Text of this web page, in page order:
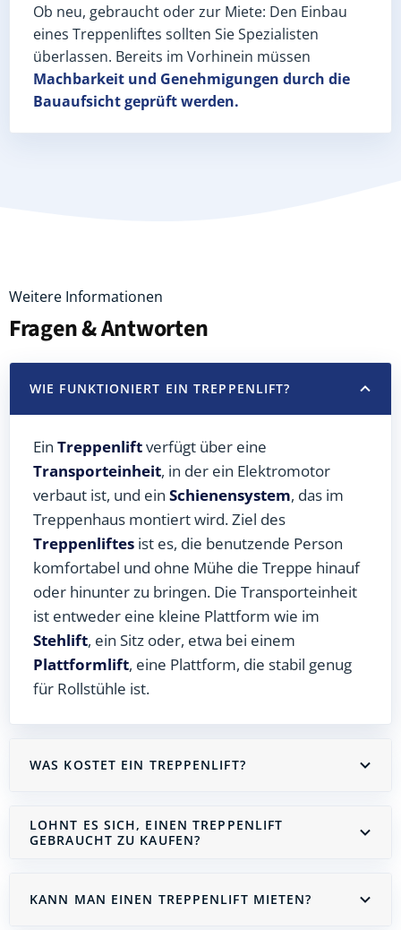
Ob neu, gebraucht oder zur Miete: Den Einbau
eines Treppenliftes sollten Sie Spezialisten
überlassen. Bereits im Vorhinein müssen
Machbarkeit und Genehmigungen durch die
Bauaufsicht geprüft werden.
Weitere Informationen
Fragen & Antworten
WIE FUNKTIONIERT EIN TREPPENLIFT?
Ein Treppenliftverfügt über eine
Transporteinheit, in der ein Elektromotor
verbaut ist, und ein Schienensystem, das im
Treppenhaus montiert wird. Ziel des
Treppenliftes ist es, die benutzende Person
komfortabel und ohne Mühe die Treppe hinauf
oder hinunter zu bringen. Die Transporteinheit
ist entweder eine kleine Plattform wie im
Stehlift, ein Sitz oder, etwa bei einem
Plattformlift, eine Plattform, die stabil genug
für Rollstühle ist.
WAS KOSTET EIN TREPPENLIFT?
LOHNT ES SICH, EINEN TREPPENLIFT
GEBRAUCHT ZU KAUFEN?
KANN MAN EINEN TREPPENLIFT MIETEN?